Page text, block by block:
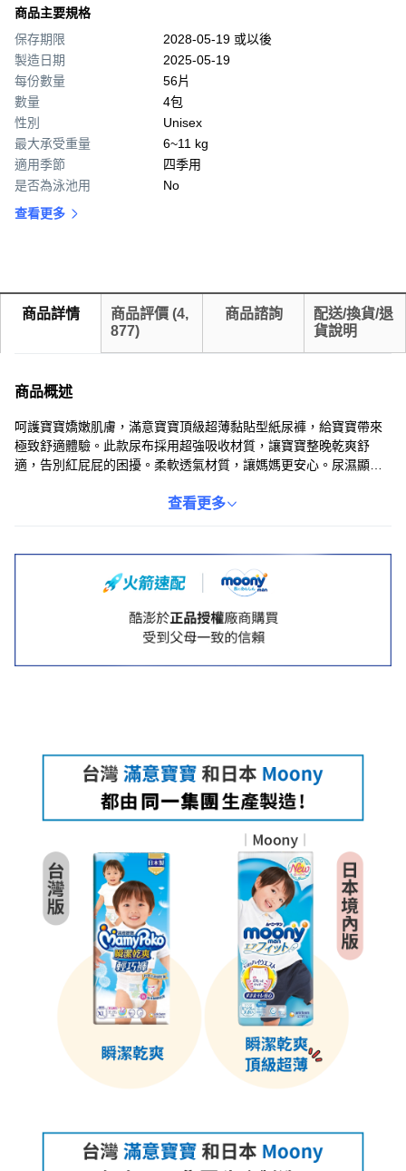
商品主要規格
保存期限
2028-05-19 或以後
製造日期
2025-05-19
每份數量
56片
數量
4包
性別
Unisex
最大承受重量
6~11 kg
適用季節
四季用
是否為泳池用
No
查看更多
商品詳情 商品評價 (4,
877)
商品諮詢
配送/換貨/退
貨說明
商品概述
呵護寶寶嬌嫩肌膚，滿意寶寶頂級超薄黏貼型紙尿褲，給寶寶帶來
極致舒適體驗。此款尿布採用超強吸收材質，讓寶寶整晚乾爽舒
適，告別紅屁屁的困擾。柔軟透氣材質，讓媽媽更安心。尿濕顯示
寶，一包 224 片裝，經濟實惠。查看更多